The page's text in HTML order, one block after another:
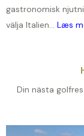
gastronomisk
välja Italien... Læs
Din nästa